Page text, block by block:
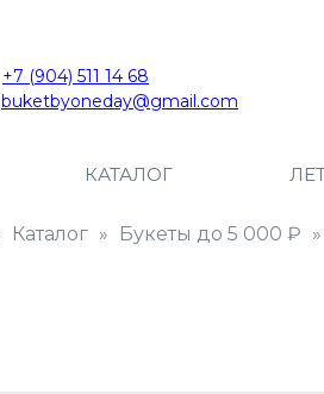
КАТАЛОГ
+7 (904) 511 14 68
buketbyoneday@gmail.com
Каталог Букеты до 5 000 ₽